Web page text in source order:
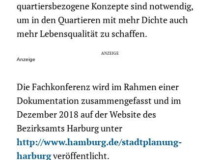
quartiersbezogene Konzepte sind notwendig,
um in den Quartieren mit mehr Dichte auch
mehr Lebensqualität zu schaffen.
Anzeige
Die Fachkonferenz wird im Rahmen einer
Dokumentation zusammengefasst und im
Dezember 2018 auf der Website des
Bezirksamts Harburg unter
http://www.hamburg.de/stadtplanung-
harburgveröffentlicht.